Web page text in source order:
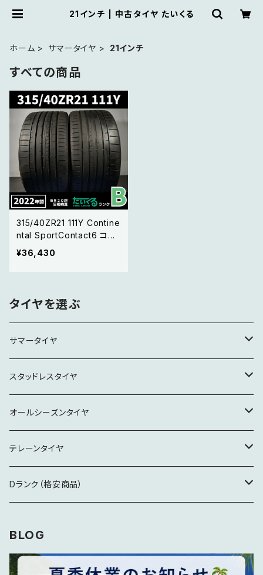
21インチ | 中古タイヤ たいくる
ホーム サマータイヤ 21インチ
すべての商品
315/40ZR21 111Y Contine
ntal SportContact6 コン
チネンタル スポーツコンタ
クト6【22年製】 2本セット
¥36,430
タイヤを選ぶ
サマータイヤ
15インチ
16インチ
17インチ
18インチ
20インチ
スタッドレスタイヤ
16インチ
17インチ
18インチ
20インチ
オールシーズンタイヤ
19インチ
テレーンタイヤ
18インチ
Dランク（格安商品）
特記事項要確認
BLOG